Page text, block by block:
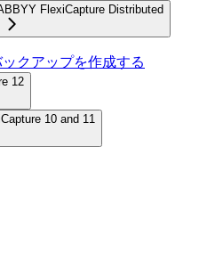
FlexiCapture Distributed
クアップを作成する
12
10 and 11